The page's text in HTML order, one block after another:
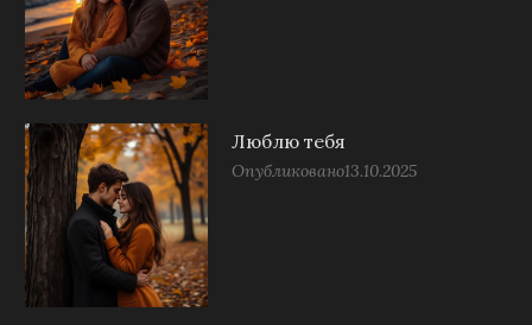
Люблю тебя
Опубликовано13.10.2025